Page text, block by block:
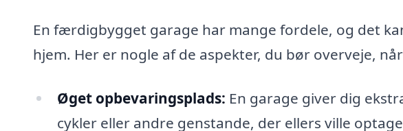
En færdigbygget garage har mange fordele, og det
hjem. Her er nogle af de aspekter, du bør overveje,
Øget opbevaringsplads: En garage giver dig
cykler eller andre genstande, der ellers ville